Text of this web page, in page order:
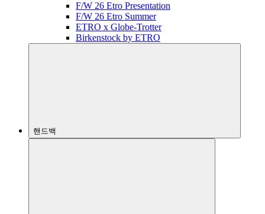
F/W 26 Etro Presentation
F/W 26 Etro Summer
ETRO x Globe-Trotter
Birkenstock by ETRO
핸드백